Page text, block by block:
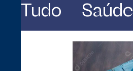
Tudo Saúde
Programa